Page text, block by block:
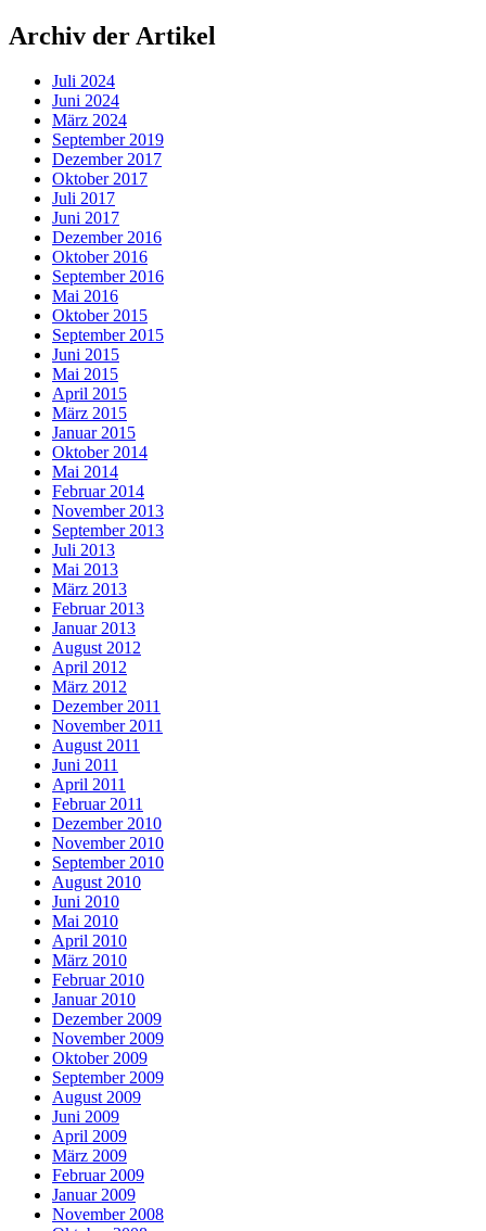
Archiv der Artikel
Juli 2024
Juni 2024
März 2024
September 2019
Dezember 2017
Oktober 2017
Juli 2017
Juni 2017
Dezember 2016
Oktober 2016
September 2016
Mai 2016
Oktober 2015
September 2015
Juni 2015
Mai 2015
April 2015
März 2015
Januar 2015
Oktober 2014
Mai 2014
Februar 2014
November 2013
September 2013
Juli 2013
Mai 2013
März 2013
Februar 2013
Januar 2013
August 2012
April 2012
März 2012
Dezember 2011
November 2011
August 2011
Juni 2011
April 2011
Februar 2011
Dezember 2010
November 2010
September 2010
August 2010
Juni 2010
Mai 2010
April 2010
März 2010
Februar 2010
Januar 2010
Dezember 2009
November 2009
Oktober 2009
September 2009
August 2009
Juni 2009
April 2009
März 2009
Februar 2009
Januar 2009
November 2008